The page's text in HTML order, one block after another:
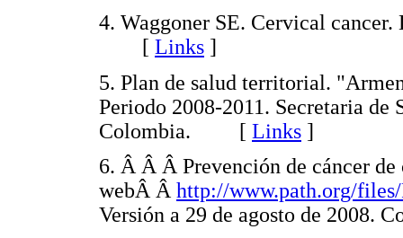
4. Waggoner SE. Cervical
[ Links ]
5. Plan de salud territorial.
Periodo 2008-2011. Secretaria
Colombia. [ Links ]
6. Â Â Â Prevención de cáncer
webÂ Âhttp://www.path.org/files/
Versión a 29 de agosto de